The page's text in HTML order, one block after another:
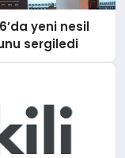
yeni nesil
sergiledi